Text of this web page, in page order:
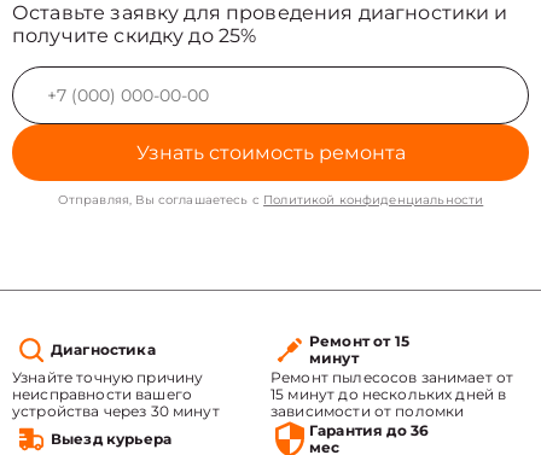
Оставьте заявку для проведения диагностики и
получите скидку до 25%
Узнать стоимость ремонта
Отправляя, Вы соглашаетесь с Политикой конфиденциальности
Диагностика
Узнайте точную причину
неисправности вашего
устройства через 30 минут
Ремонт от 15
минут
Ремонт пылесосов занимает от
15 минут до нескольких дней в
зависимости от поломки
Выезд курьера
Гарантия до 36
мес